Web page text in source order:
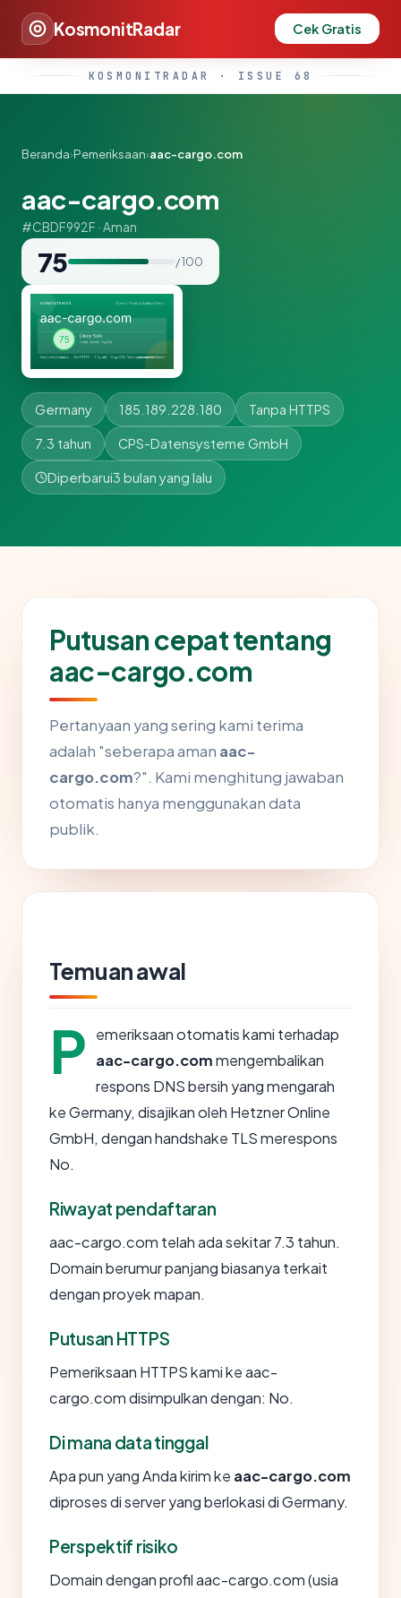
KosmonitRadar Cek Gratis
KOSMONITRADAR · ISSUE 68
Beranda›Pemeriksaan›aac-cargo.com
aac-cargo.com
#CBDF992F · Aman
75 / 100
Germany 185.189.228.180 Tanpa HTTPS
7.3 tahun CPS-Datensysteme GmbH
Diperbarui3 bulan yang lalu
Putusan cepat tentang
aac-cargo.com
Pertanyaan yang sering kami terima
adalah "seberapa aman aac-
cargo.com?". Kami menghitung jawaban
otomatis hanya menggunakan data
publik.
Temuan awal
P
emeriksaan otomatis kami terhadap
aac-cargo.commengembalikan
respons DNS bersih yang mengarah
ke Germany, disajikan oleh Hetzner Online
GmbH, dengan handshake TLS merespons
No.
Riwayat pendaftaran
aac-cargo.com telah ada sekitar 7.3 tahun.
Domain berumur panjang biasanya terkait
dengan proyek mapan.
Putusan HTTPS
Pemeriksaan HTTPS kami ke aac-
cargo.com disimpulkan dengan: No.
Di mana data tinggal
Apa pun yang Anda kirim ke aac-cargo.com
diproses di server yang berlokasi di Germany.
Perspektif risiko
Domain dengan profil aac-cargo.com (usia